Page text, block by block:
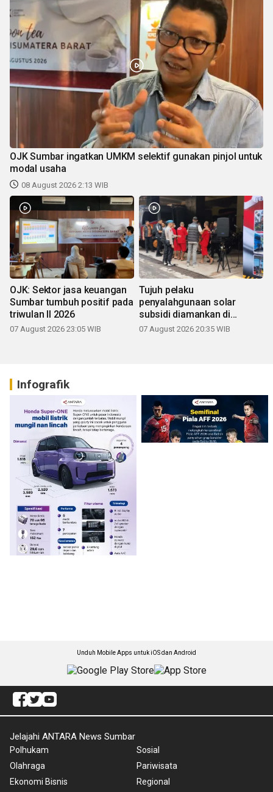
OJK Sumbar ingatkan UMKM selektif gunakan pinjol untuk
modal usaha
08 August 2026 2:13 WIB
OJK: Sektor jasa keuangan
Sumbar tumbuh positif pada
triwulan II 2026
07 August 2026 23:05 WIB
Tujuh pelaku
penyalahgunaan solar
subsidi diamankan di
Sumbar
07 August 2026 20:35 WIB
Infografik
Unduh Mobile Apps untuk iOS dan Android
Jelajahi ANTARA News Sumbar
Polhukam
Olahraga
Ekonomi Bisnis
Sosial
Pariwisata
Regional